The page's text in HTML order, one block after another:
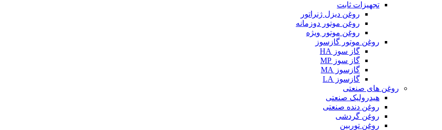
تجهیزات ثابت
روغن دیزل ژنراتور
روغن موتور دوزمانه
روغن موتور ویژه
روغن موتور گازسوز
گاز سوز HA
گاز سوز MP
گازسوز MA
گازسوز LA
روغن های صنعتی
هیدرولیک صنعتی
روغن دنده صنعتی
روغن گردشی
روغن توربین